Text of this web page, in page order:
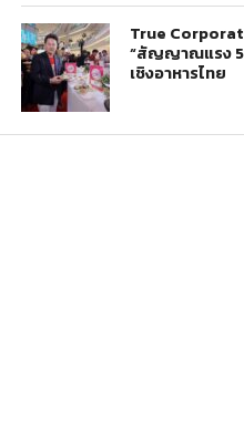
True
“สัญญาณแรง
เชิงอาหารไทย